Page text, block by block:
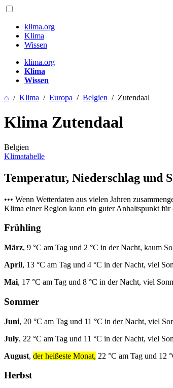
klima.org
Klima
Wissen
klima.org
Klima
Wissen
⌂ / Klima / Europa / Belgien / Zutendaal
Klima Zutendaal
Belgien
Klimatabelle
Temperatur, Niederschlag und
••• Wenn Wetterdaten aus vielen Jahren
Klima einer Region kann ein guter Anhaltspunkt für
Frühling
März, 9 °C am Tag und 2 °C in der Nacht, kaum
April, 13 °C am Tag und 4 °C in der Nacht, viel
Mai, 17 °C am Tag und 8 °C in der Nacht, viel
Sommer
Juni, 20 °C am Tag und 11 °C in der Nacht, viel
July, 22 °C am Tag und 11 °C in der Nacht, viel
August, der heißeste Monat, 22 °C am Tag und 12
Herbst